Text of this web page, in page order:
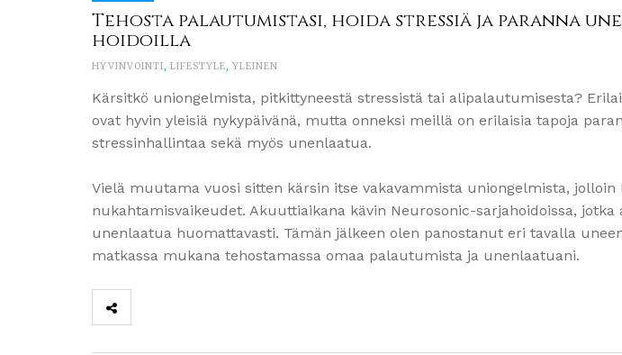
Tehosta palautumistasi, hoida stressiä ja paranna
hoidoilla
HYVINVOINTI, LIFESTYLE, YLEINEN
Kärsitkö uniongelmista, pitkittyneestä stressistä tai alipalautumisesta?
ovat hyvin yleisiä nykypäivänä, mutta onneksi meillä on erilaisia tapoja
stressinhallintaa sekä myös unenlaatua.
Vielä muutama vuosi sitten kärsin itse vakavammista uniongelmista, jolloin
nukahtamisvaikeudet. Akuuttiaikana kävin Neurosonic-sarjahoidoissa,
unenlaatua huomattavasti. Tämän jälkeen olen panostanut eri tavalla
matkassa mukana tehostamassa omaa palautumista ja unenlaatuani.